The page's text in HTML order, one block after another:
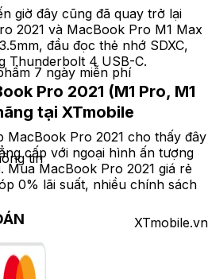
giờ đây cũng đã quay trở lại
2021 và MacBook Pro M1 Max
đầu đọc thẻ nhớ SDXC,
Thunderbolt 4 USB-C.
Pro 2021 (M1 Pro, M1
tại XTmobile
MacBook Pro 2021 cho thấy đây
cấp với ngoại hình ấn tượng
Mua MacBook Pro 2021 giá rẻ
0% lãi suất, nhiều chính sách
XTmobile.vn
7 ngày miễn phí
tin